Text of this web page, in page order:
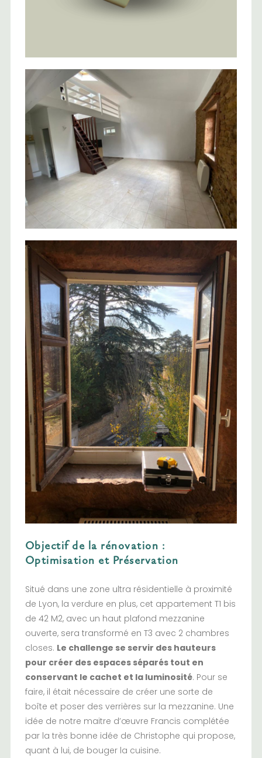
Objectif de la rénovation :
Optimisation et Préservation
Situé dans une zone ultra résidentielle à proximité
de Lyon, la verdure en plus, cet appartement T1 bis
de 42 M2, avec un haut plafond mezzanine
ouverte, sera transformé en T3 avec 2 chambres
closes. Le challenge se servir des hauteurs
pour créer des espaces séparés tout en
conservant le cachet et la luminosité. Pour se
faire, il était nécessaire de créer une sorte de
boîte et poser des verrières sur la mezzanine. Une
idée de notre maitre d’œuvre Francis complétée
par la très bonne idée de Christophe qui propose,
quant à lui, de bouger la cuisine.